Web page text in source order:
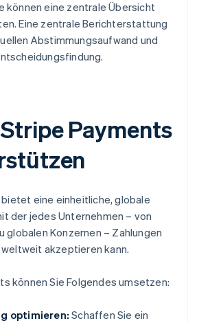
können eine zentrale Übersicht
Eine zentrale Berichterstattung
Abstimmungsaufwand und
Payments
bietet eine einheitliche, globale
der jedes Unternehmen – von
globalen Konzernen – Zahlungen
akzeptieren kann.
können Sie Folgendes umsetzen:
optimieren: Schaffen Sie ein